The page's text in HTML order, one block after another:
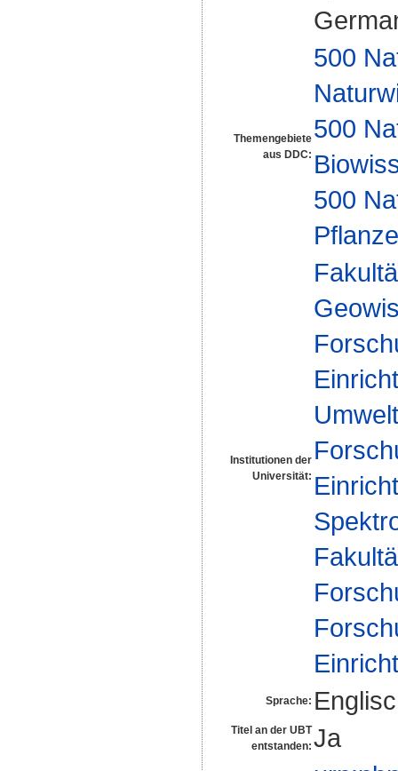
Themengebiete
aus DDC:
500
500
500
Institutionen der
Universität:
Sprache:
Titel an der UBT
entstanden: Ja